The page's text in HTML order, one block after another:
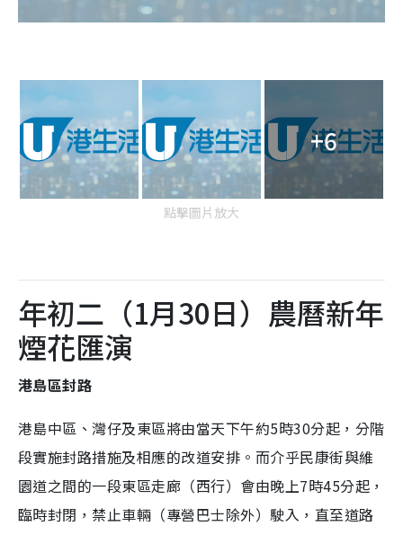
+6
點擊圖片放大
年初二（1月30日）農曆新年
煙花匯演
港島區封路
港島中區、灣仔及東區將由當天下午約5時30分起，分階
段實施封路措施及相應的改道安排。而介乎民康街與維
園道之間的一段東區走廊（西行）會由晚上7時45分起，
臨時封閉，禁止車輛（專營巴士除外）駛入，直至道路